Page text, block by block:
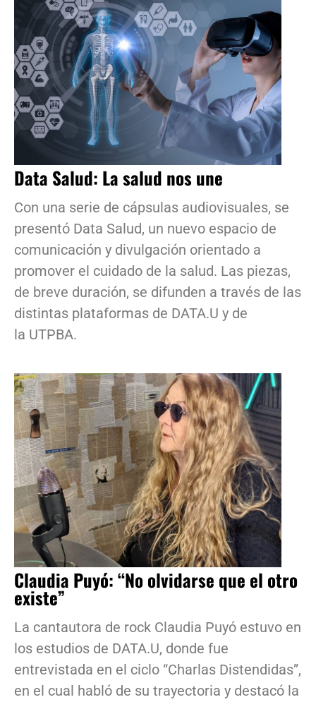
Data Salud: La salud nos une
Con una serie de cápsulas audiovisuales, se
presentó Data Salud, un nuevo espacio de
comunicación y divulgación orientado a
promover el cuidado de la salud. Las piezas,
de breve duración, se difunden a través de las
distintas plataformas de DATA.U y de
la UTPBA.
Claudia Puyó: “No olvidarse que el otro
existe”
La cantautora de rock Claudia Puyó estuvo en
los estudios de DATA.U, donde fue
entrevistada en el ciclo “Charlas Distendidas”,
en el cual habló de su trayectoria y destacó la